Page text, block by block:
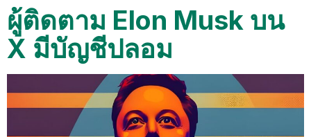
ผู้ติดตาม Elon Musk บน
X มีบัญชีปลอม